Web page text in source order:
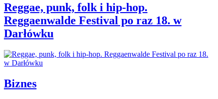
Reggae, punk, folk i hip-hop.
Reggaenwalde Festival po raz 18. w
Darłówku
Biznes